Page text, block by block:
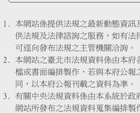
本網站係提供法規之最新動態資訊
供法規及法律諮詢之服務，如有法
可逕向發布法規之主管機關洽詢。
本網站之臺北市法規資料係由本府
檔或書面編排製作，若與本府公報
同，以本府公報刊載之資料為準。
有關中央法規資料係由本系統於政
網站所發布之法規資料蒐集編排製